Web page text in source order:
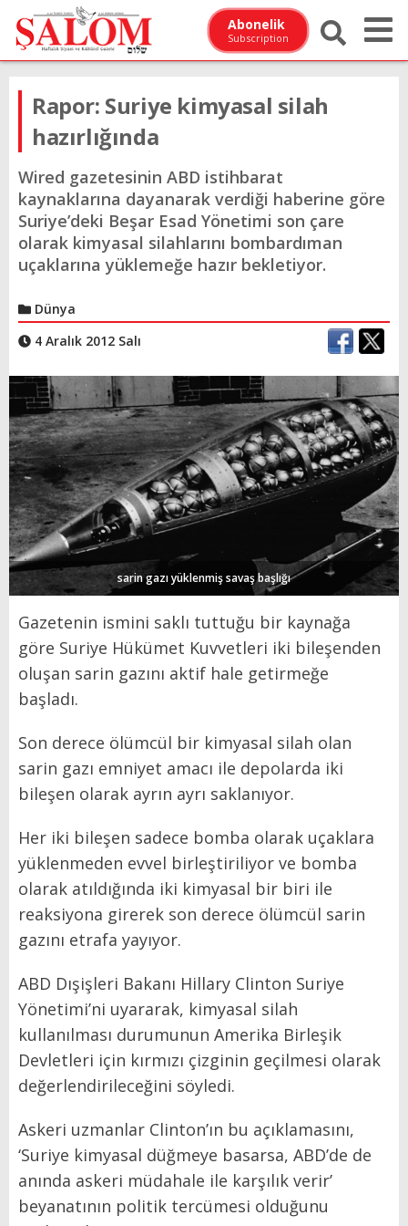
Abonelik
Subscription
Rapor: Suriye kimyasal silah
hazırlığında
Wired gazetesinin ABD istihbarat
kaynaklarına dayanarak verdiği haberine göre
Suriye’deki Beşar Esad Yönetimi son çare
olarak kimyasal silahlarını bombardıman
uçaklarına yüklemeğe hazır bekletiyor.
Dünya
4 Aralık 2012 Salı
sarin gazı yüklenmiş savaş başlığı
Gazetenin ismini saklı tuttuğu bir kaynağa
göre Suriye Hükümet Kuvvetleri iki bileşenden
oluşan sarin gazını aktif hale getirmeğe
başladı.
Son derece ölümcül bir kimyasal silah olan
sarin gazı emniyet amacı ile depolarda iki
bileşen olarak ayrın ayrı saklanıyor.
Her iki bileşen sadece bomba olarak uçaklara
yüklenmeden evvel birleştiriliyor ve bomba
olarak atıldığında iki kimyasal bir biri ile
reaksiyona girerek son derece ölümcül sarin
gazını etrafa yayıyor.
ABD Dışişleri Bakanı Hillary Clinton Suriye
Yönetimi’ni uyararak, kimyasal silah
kullanılması durumunun Amerika Birleşik
Devletleri için kırmızı çizginin geçilmesi olarak
değerlendirileceğini söyledi.
Askeri uzmanlar Clinton’ın bu açıklamasını,
‘Suriye kimyasal düğmeye basarsa, ABD’de de
anında askeri müdahale ile karşılık verir’
beyanatının politik tercümesi olduğunu